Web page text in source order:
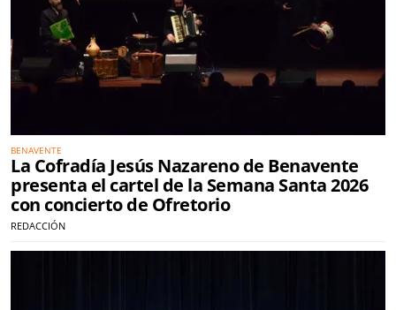
BENAVENTE
La Cofradía Jesús Nazareno de Benavente
presenta el cartel de la Semana Santa 2026
con concierto de Ofretorio
REDACCIÓN